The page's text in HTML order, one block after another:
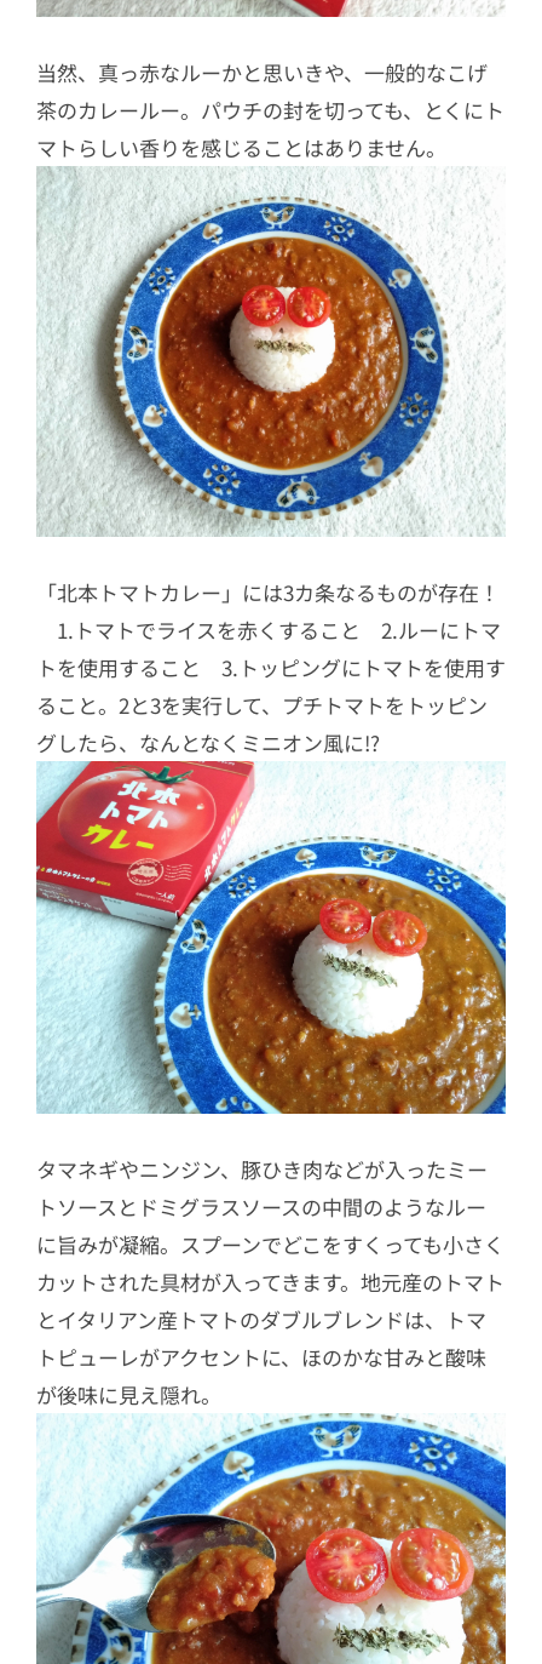
当然、真っ赤なルーかと思いきや、一般的なこげ
茶のカレールー。パウチの封を切っても、とくにト
マトらしい香りを感じることはありません。
「北本トマトカレー」には3カ条なるものが存在！
1.トマトでライスを赤くすること 2.ルーにトマ
トを使用すること 3.トッピングにトマトを使用す
ること。2と3を実行して、プチトマトをトッピン
グしたら、なんとなくミニオン風に!?
タマネギやニンジン、豚ひき肉などが入ったミー
トソースとドミグラスソースの中間のようなルー
に旨みが凝縮。スプーンでどこをすくっても小さく
カットされた具材が入ってきます。地元産のトマト
とイタリアン産トマトのダブルブレンドは、トマ
トピューレがアクセントに、ほのかな甘みと酸味
が後味に見え隠れ。